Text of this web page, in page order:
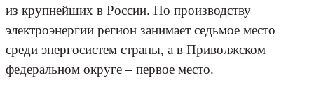
из крупнейших в России. По производству
электроэнергии регион занимает седьмое место
среди энергосистем страны, а в Приволжском
федеральном округе – первое место.